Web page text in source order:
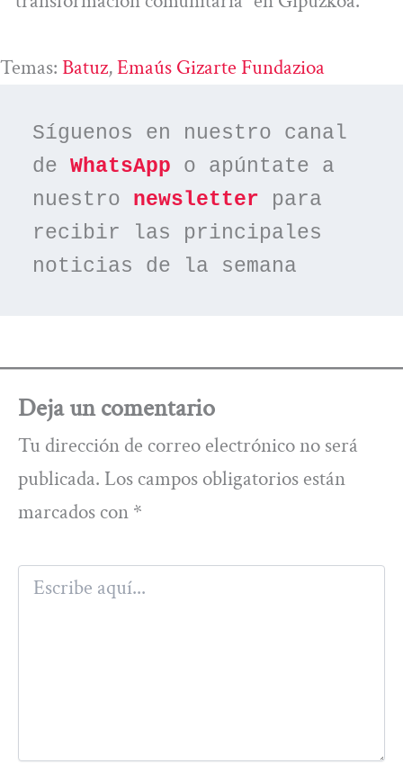
Temas: Batuz, Emaús Gizarte Fundazioa
Síguenos en nuestro canal
de WhatsApp o apúntate a
nuestro newsletter para
recibir las principales
noticias de la semana
Deja un comentario
Tu dirección de correo electrónico no será
publicada. Los campos obligatorios están
marcados con *
Escribe
aquí...